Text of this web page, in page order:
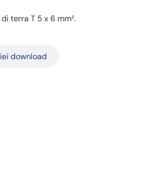
terra T 5 x 6 mm².
download